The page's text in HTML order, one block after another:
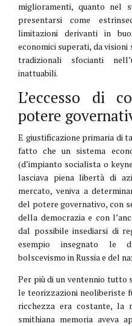
miglioramenti, quanto nel
presentarsi come
limitazioni derivanti in
economici superati, da
tradizionali sfocianti
inattuabili.
L’eccesso di
potere
E giustificazione primaria di
fatto che un sistema
(d’impianto socialista o
lasciava piena libertà di
mercato, veniva a
del potere governativo, con
della democrazia e con
dal possibile insediarsi di
esempio insegnato le
bolscevismo in Russia e del
Per più di un ventennio tutto
le teorizzazioni neoliberiste
ricchezza era costante, la
smithiana memoria aveva